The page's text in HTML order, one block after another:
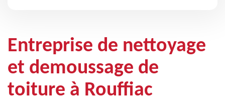
Entreprise de nettoyage
et demoussage de
toiture à Rouffiac